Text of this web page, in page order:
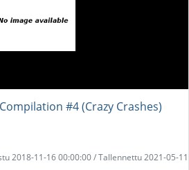
#4 (Crazy Crashes)
2018-11-16 00:00:00 / Tallennettu 2021-05-11